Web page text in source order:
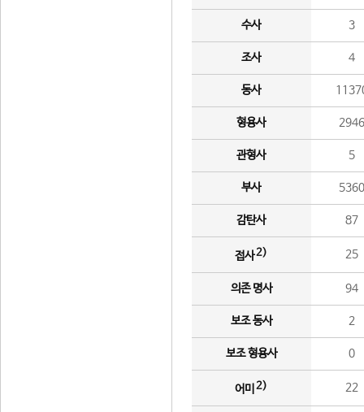
수사 3
조사 4
동사
형용사 2946
관형사 5
부사 5360
감탄사 87
접사2) 25
의존 명사 94
보조 동사 2
보조 형용사 0
어미 2) 22